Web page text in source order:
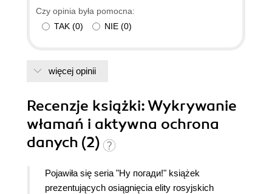
Czy opinia była pomocna:
TAK (0) NIE (0)
więcej opinii
Recenzje książki: Wykrywanie
włamań i aktywna ochrona
danych (2)
Pojawiła się seria "Ну погади!" książek
prezentujących osiągnięcia elity rosyjskich